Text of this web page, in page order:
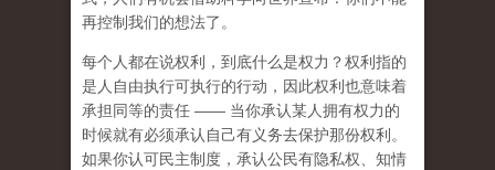
再控制我们的想法了。
每个人都在说权利，到底什么是权力？权利指的
是人自由执行可执行的行动，因此权利也意味着
承担同等的责任 —— 当你承认某人拥有权力的
时候就有必须承认自己有义务去保护那份权利。
如果你认可民主制度，承认公民有隐私权、知情